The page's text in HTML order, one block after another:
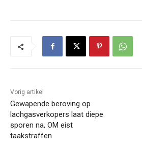
Vorig artikel
Gewapende beroving op
lachgasverkopers laat diepe
sporen na, OM eist
taakstraffen